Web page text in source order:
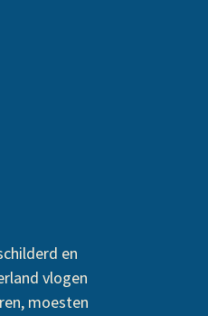
en
vlogen
moesten